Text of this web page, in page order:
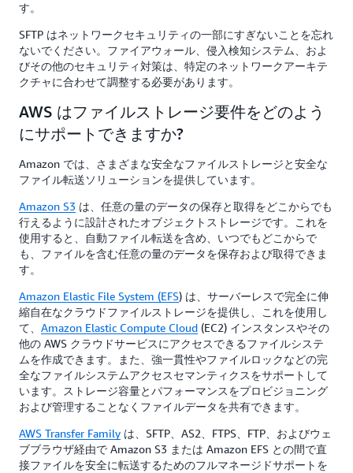
す。
SFTP はネットワークセキュリティの一部にすぎないことを忘れ
ないでください。ファイアウォール、侵入検知システム、およ
びその他のセキュリティ対策は、特定のネットワークアーキテ
クチャに合わせて調整する必要があります。
AWS はファイルストレージ要件をどのよう
にサポートできますか?
Amazon では、さまざまな安全なファイルストレージと安全な
ファイル転送ソリューションを提供しています。
Amazon S3 は、任意の量のデータの保存と取得をどこからでも
行えるように設計されたオブジェクトストレージです。これを
使用すると、自動ファイル転送を含め、いつでもどこからで
も、ファイルを含む任意の量のデータを保存および取得できま
す。
Amazon Elastic File System (EFS) は、サーバーレスで完全に伸
縮自在なクラウドファイルストレージを提供し、これを使用し
て、 Amazon Elastic Compute Cloud (EC2) インスタンスやその
他の AWS クラウドサービスにアクセスできるファイルシステ
ムを作成できます。また、強一貫性やファイルロックなどの完
全なファイルシステムアクセスセマンティクスをサポートして
います。ストレージ容量とパフォーマンスをプロビジョニング
および管理することなくファイルデータを共有できます。
AWS Transfer Family は、SFTP、AS2、FTPS、FTP、およびウェ
ブブラウザ経由で Amazon S3 または Amazon EFS との間で直
接ファイルを安全に転送するためのフルマネージドサポートを